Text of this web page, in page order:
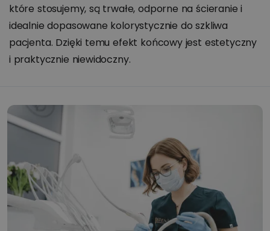
które stosujemy, są trwałe, odporne na ścieranie i
idealnie dopasowane kolorystycznie do szkliwa
pacjenta. Dzięki temu efekt końcowy jest estetyczny
i praktycznie niewidoczny.